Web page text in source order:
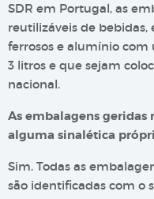
SDR em Portugal, as
reutilizáveis de bebidas,
ferrosos e alumínio
3 litros e que sejam
nacional.
As embalagens
alguma sinalética
Sim. Todas as
são identificadas com o